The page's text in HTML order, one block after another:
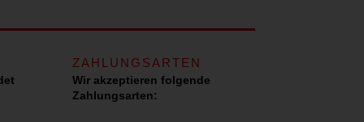
ZAHLUNGSARTEN
Wir akzeptieren folgende
Zahlungsarten: